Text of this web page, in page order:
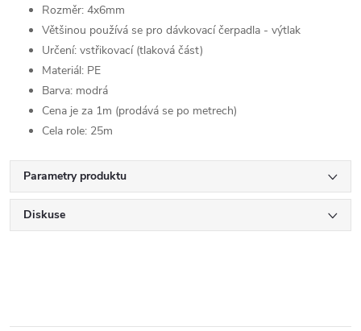
Rozměr: 4x6mm
Většinou používá se pro dávkovací čerpadla - výtlak
Určení: vstřikovací (tlaková část)
Materiál: PE
Barva: modrá
Cena je za 1m (prodává se po metrech)
Cela role: 25m
Parametry produktu
Diskuse